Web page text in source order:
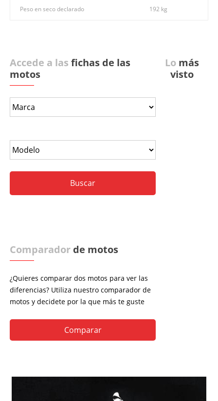
Peso en seco declarado 192 kg
Accede a las fichas de las
motos
Comparador de motos
¿Quieres comparar dos motos para ver las
diferencias? Utiliza nuestro comparador de
motos y decidete por la que más te guste
Comparar
Lo más
visto